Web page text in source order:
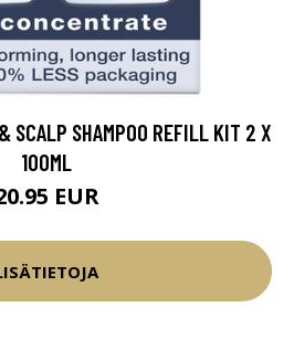
SCALP SHAMPOO REFILL KIT 2 X
100ML
EUR